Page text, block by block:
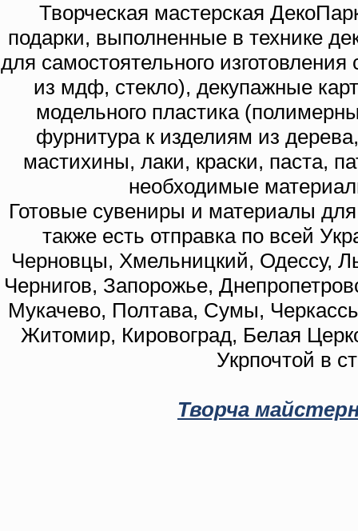
Творческая мастерская
подарки, выполненные в технике
для самостоятельного
из мдф, стекло), декупажные
модельного пластика
фурнитура к изделиям из
мастихины, лаки, краски, паста,
необходимые
Готовые сувениры и материалы
также есть отправка по всей
Черновцы, Хмельницкий, Одессу,
Чернигов, Запорожье,
Мукачево, Полтава, Сумы,
Житомир, Кировоград, Белая
Укрпочтой в
Творча